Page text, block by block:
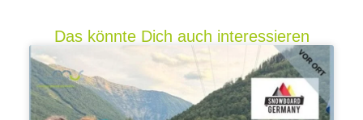
Das könnte Dich auch interessieren